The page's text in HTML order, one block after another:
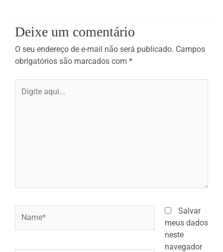
Deixe um comentário
O seu endereço de e-mail não será publicado. Campos
obrigatórios são marcados com *
aqui...
Salvar
meus dados
neste
navegador